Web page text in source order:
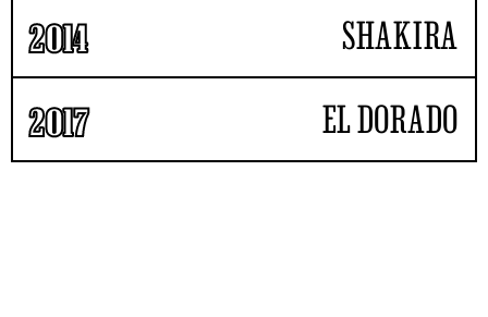
2014 SHAKIRA
2017 EL DORADO